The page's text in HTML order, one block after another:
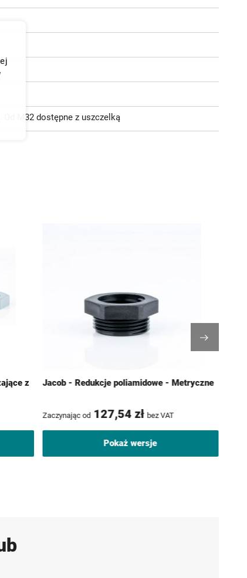
M32 dostępne z uszczelką
z
Jacob - Redukcje poliamidowe - Metryczne
Zaczynając od 127,54 zł bez VAT
Pokaż wersje